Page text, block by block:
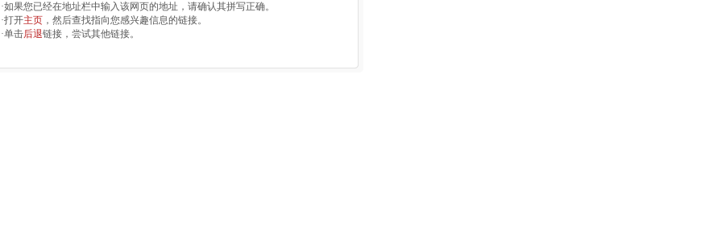
·如果您已经在地址栏中输入该网页的地址，请确认其拼写正确。
·打开主页 ，然后查找指向您感兴趣信息的链接。
·单击后退链接，尝试其他链接。